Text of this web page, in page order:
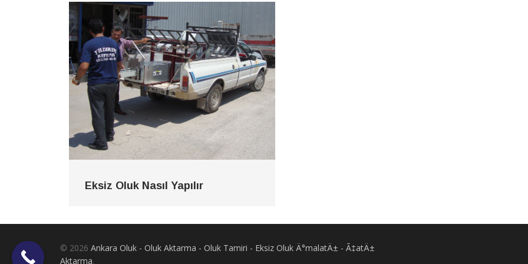
Eksiz Oluk Nasıl Yapılır
© 2026 Ankara Oluk - Oluk Aktarma - Oluk Tamiri - Eksiz Oluk Ä°malatÄ± - Ã‡atÄ±
Aktarma.